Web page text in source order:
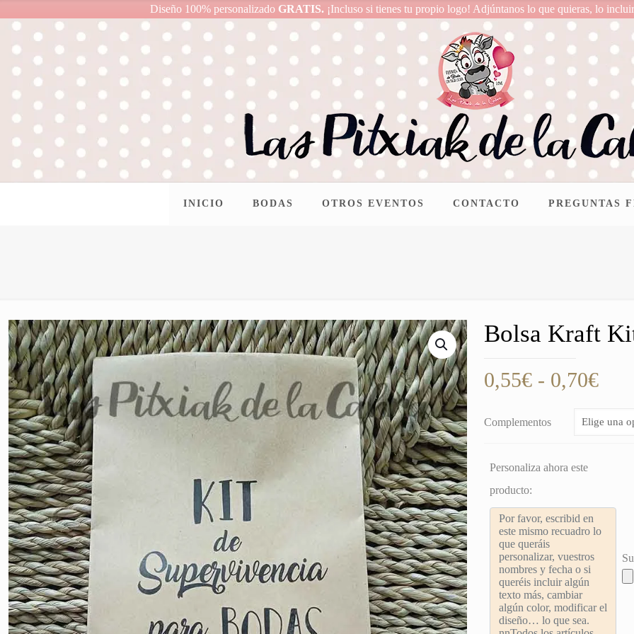
Diseño 100% personalizado GRATIS. ¡Incluso si tienes tu propio logo! Adjúntanos lo que quieras, lo
INICIO BODAS OTROS EVENTOS CONTACTO PREGUNTAS
Bolsa Kraft
0,55€ - 0,70€
0,70€
Complementos
Personaliza ahora este
producto: